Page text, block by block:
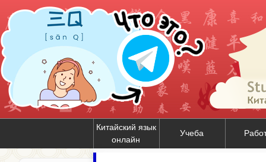
Китайский язык
онлайн
Учеба